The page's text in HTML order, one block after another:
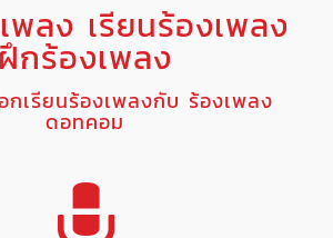
พลง เรียนร้องเพลง
ฝึกร้องเพลง
กเรียนร้องเพลงกับ ร้องเพลง
ดอทคอม